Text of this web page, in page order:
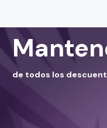
de todos los